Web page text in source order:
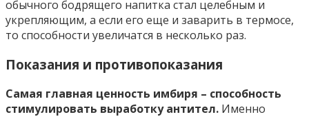
обычного бодрящего напитка стал целебным и
укрепляющим, а если его еще и заварить в термосе,
то способности увеличатся в несколько раз.
Показания и противопоказания
Самая главная ценность имбиря – способность
стимулировать выработку антител. Именно